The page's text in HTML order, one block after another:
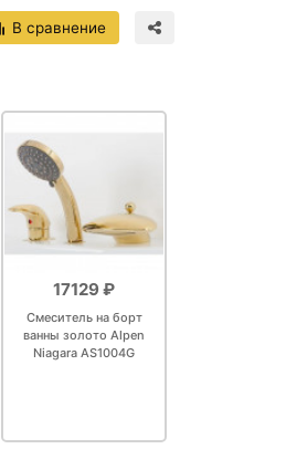
В сравнение
17129 ₽
Смеситель на борт
ванны золото Alpen
Niagara AS1004G